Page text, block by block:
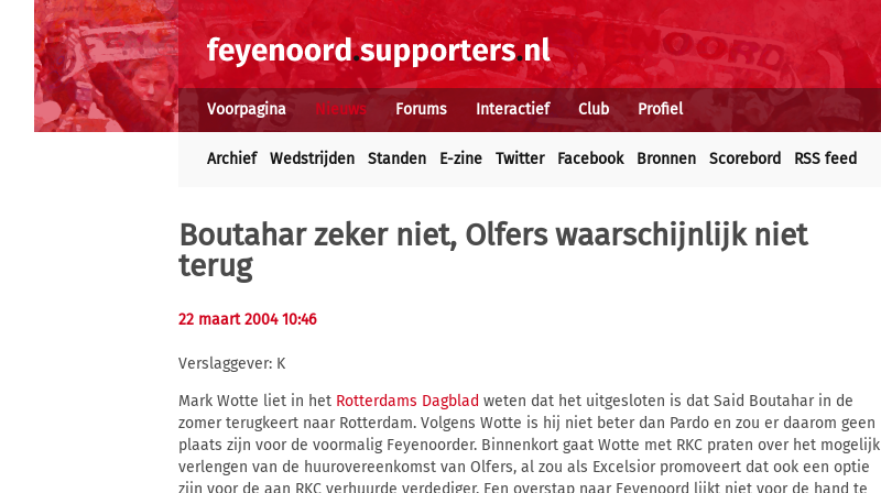
Voorpagina Nieuws Forums Interactief Club Profiel
Archief Wedstrijden Standen E-zine Twitter Facebook Bronnen Scorebord RSS feed
Boutahar zeker niet, Olfers waarschijnlijk niet
terug
22 maart 2004 10:46
Verslaggever: K
Mark Wotte liet in het Rotterdams Dagblad weten dat het uitgesloten is dat Said Boutahar in de
zomer terugkeert naar Rotterdam. Volgens Wotte is hij niet beter dan Pardo en zou er daarom geen
plaats zijn voor de voormalig Feyenoorder. Binnenkort gaat Wotte met RKC praten over het mogelijk
verlengen van de huurovereenkomst van Olfers, al zou als Excelsior promoveert dat ook een optie